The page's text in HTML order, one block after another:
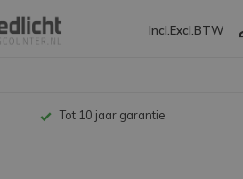
Incl. Excl. BTW
Tot 10 jaar garantie